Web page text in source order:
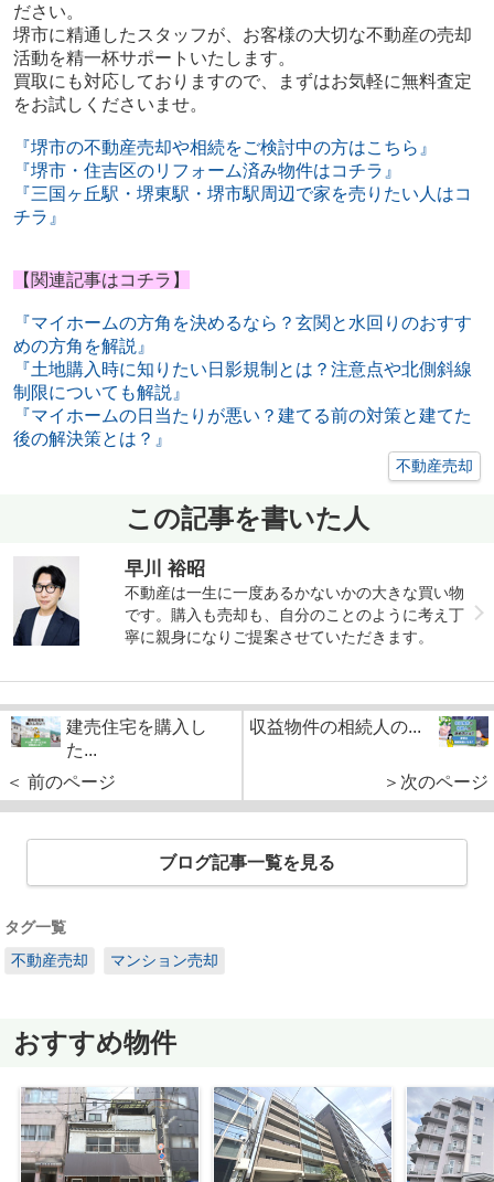
ださい。
堺市に精通したスタッフが、お客様の大切な不動産の売却
活動を精一杯サポートいたします。
買取にも対応しておりますので、まずはお気軽に無料査定
をお試しくださいませ。
『堺市の不動産売却や相続をご検討中の方はこちら』
『堺市・住吉区のリフォーム済み物件はコチラ』
『三国ヶ丘駅・堺東駅・堺市駅周辺で家を売りたい人はコ
チラ』
【関連記事はコチラ】
『マイホームの方角を決めるなら？玄関と水回りのおすす
めの方角を解説』
『土地購入時に知りたい日影規制とは？注意点や北側斜線
制限についても解説』
『マイホームの日当たりが悪い？建てる前の対策と建てた
後の解決策とは？』
不動産売却
この記事を書いた人
早川 裕昭
不動産は一生に一度あるかないかの大きな買い物
です。購入も売却も、自分のことのように考え丁
寧に親身になりご提案させていただきます。
建売住宅を購入し
た...
＜ 前のページ
収益物件の相続人の...
＞次のページ
ブログ記事一覧を見る
タグ一覧
不動産売却
マンション売却
おすすめ物件